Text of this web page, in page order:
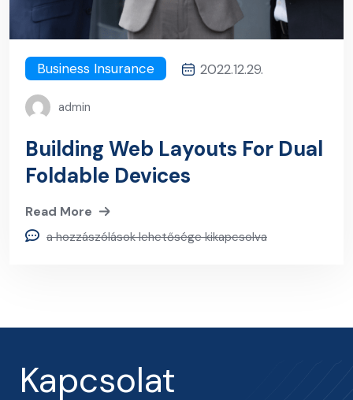
Business Insurance 2022.12.29.
admin
Building Web Layouts For Dual
Foldable Devices
Read More
a hozzászólások lehetősége kikapcsolva
Kapcsolat